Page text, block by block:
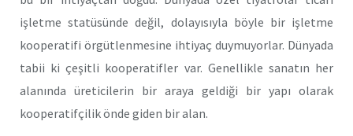
işletme statüsünde değil, dolayısıyla böyle bir işletme
kooperatifi örgütlenmesine ihtiyaç duymuyorlar. Dünyada
tabii ki çeşitli kooperatifler var. Genellikle sanatın her
alanında üreticilerin bir araya geldiği bir yapı olarak
kooperatifçilik önde giden bir alan.